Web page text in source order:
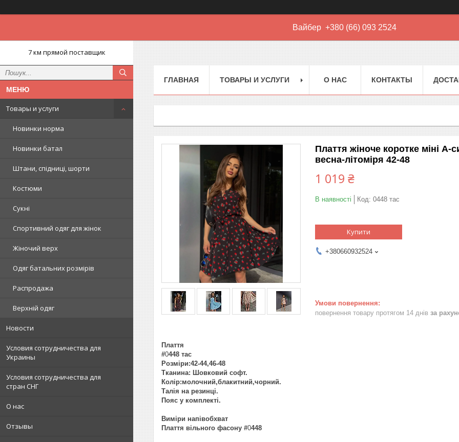
Вайбер +380 (66) 093 2524
7 км прямой поставщик
Товары и услуги
Новинки норма
Новинки батал
Штани, спідниці, шорти
Костюми
Сукні
Спортивний одяг для жінок
Жіночий верх
Одяг батальних розмірів
Распродажа
Верхній одяг
Новости
Условия сотрудничества для
Украины
Условия сотрудничества для
стран СНГ
О нас
Отзывы
ГЛАВНАЯ ТОВАРЫ И УСЛУГИ О НАС КОНТАКТЫ
Плаття жіноче коротке міні А-
весна-літоміря 42-48
1 019 ₴
В наявності Код: 0448 тас
Купити
+380660932524
повернення товару протягом 14 днів за
Плаття
#0448 тас
Розміри:42-44,46-48
Тканина: Шовковий софт.
Колір:молочний,блакитний,чорний.
Талія на резинці.
Пояс у комплекті.
Виміри напівобхват
Плаття вільного фасону #0448